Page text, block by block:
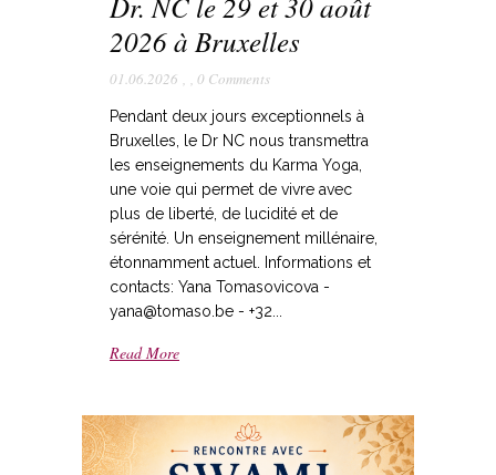
2026 à Bruxelles
01.06.2026 , , 0 Comments
Pendant deux jours exceptionnels à
Bruxelles, le Dr NC nous transmettra
les enseignements du Karma Yoga,
une voie qui permet de vivre avec
plus de liberté, de lucidité et de
sérénité. Un enseignement millénaire,
étonnamment actuel. Informations et
contacts: Yana Tomasovicova -
yana@tomaso.be - +32...
Read More